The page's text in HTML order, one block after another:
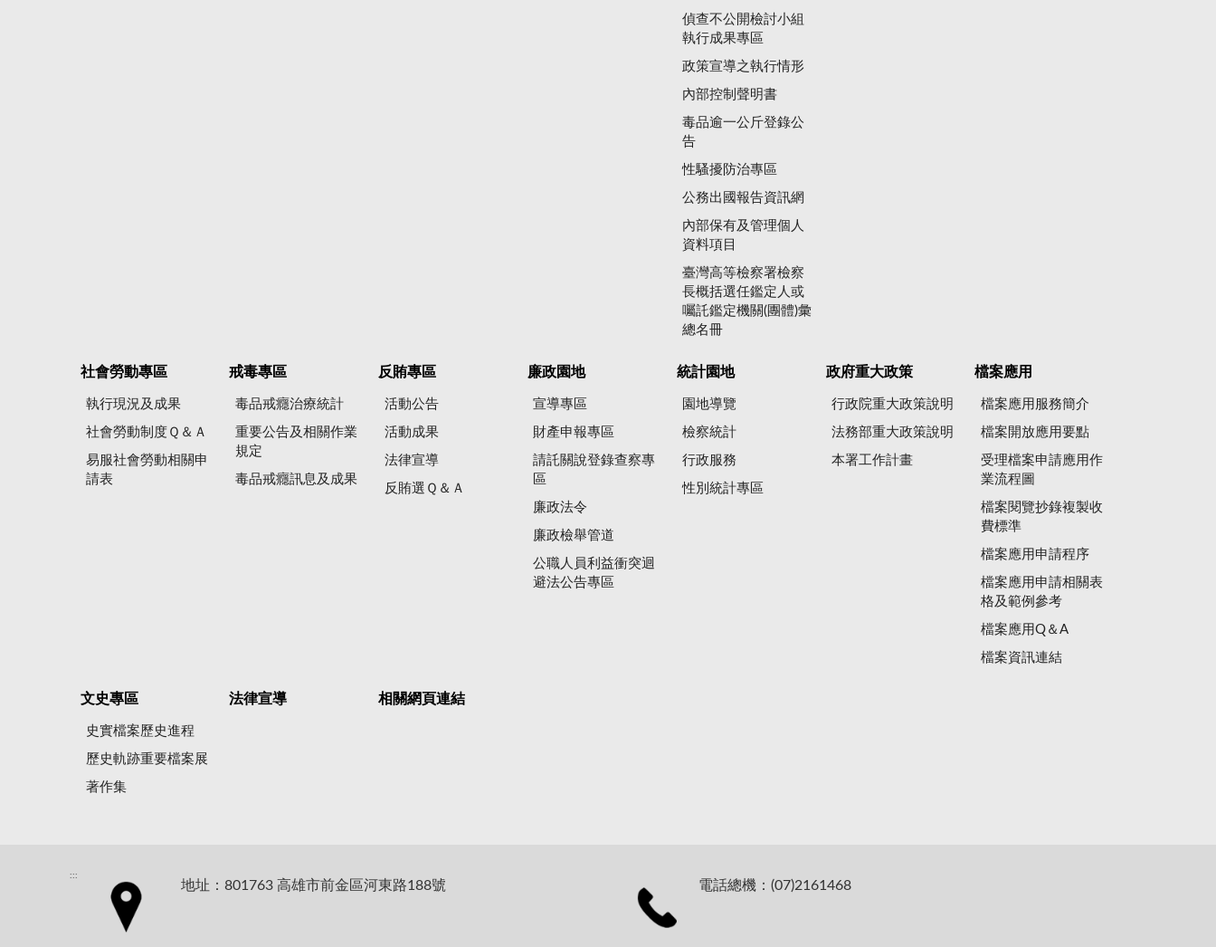
偵查不公開檢討小組
執行成果專區
政策宣導之執行情形
內部控制聲明書
毒品逾一公斤登錄公
告
性騷擾防治專區
公務出國報告資訊網
內部保有及管理個人
資料項目
臺灣高等檢察署檢察
長概括選任鑑定人或
囑託鑑定機關(團體)彙
總名冊
社會勞動專區
執行現況及成果
社會勞動制度Ｑ＆Ａ
易服社會勞動相關申
請表
戒毒專區
毒品戒癮治療統計
重要公告及相關作業
規定
毒品戒癮訊息及成果
反賄專區
活動公告
活動成果
法律宣導
反賄選Ｑ＆Ａ
廉政園地
宣導專區
財產申報專區
請託關說登錄查察專
區
廉政法令
廉政檢舉管道
公職人員利益衝突迴
避法公告專區
統計園地
園地導覽
檢察統計
行政服務
性別統計專區
政府重大政策
行政院重大政策說明
法務部重大政策說明
本署工作計畫
檔案應用
檔案應用服務簡介
檔案開放應用要點
受理檔案申請應用作
業流程圖
檔案閱覽抄錄複製收
費標準
檔案應用申請程序
檔案應用申請相關表
格及範例參考
檔案應用Q＆A
檔案資訊連結
文史專區
史實檔案歷史進程
歷史軌跡重要檔案展
著作集
法律宣導 相關網頁連結
:::
地址：801763 高雄市前金區河東路188號 電話總機：(07)2161468